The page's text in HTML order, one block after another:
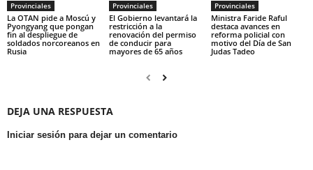
Provinciales
La OTAN pide a Moscú y
Pyongyang que pongan
fin al despliegue de
soldados norcoreanos en
Rusia
Provinciales
El Gobierno levantará la
restricción a la
renovación del permiso
de conducir para
mayores de 65 años
Provinciales
Ministra Faride Raful
destaca avances en
reforma policial con
motivo del Día de San
Judas Tadeo
DEJA UNA RESPUESTA
Iniciar sesión para dejar un comentario